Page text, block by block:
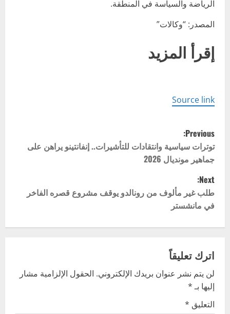
الرياضة والسياسة في المنطقة.
المصدر: “وكالات”
إقرأ المزيد
Source link
P
o
s
t
n
v
i
g
Previous:
توترات سياسية وانتقادات للتأشيرات.. إنفانتينو يراهن على
جماهير مونديال 2026
Next:
طلب غير مألوف من رونالدو يوقف مشروع قصره الفاخر
في مانشستر
اترك تعليقاً
لن يتم نشر عنوان بريدك الإلكتروني. الحقول الإلزامية مشار
إليها بـ*
التعليق *